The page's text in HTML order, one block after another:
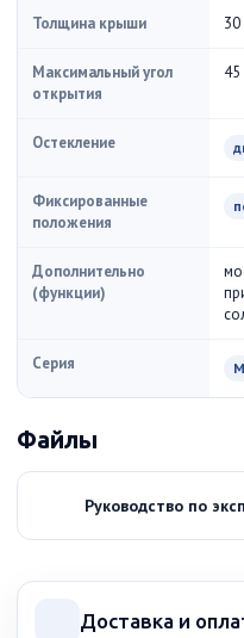
Толщина крыши
Максимальный угол
открытия
45
Остекление
Фиксированные
положения
Дополнительно
(функции)
Серия
Файлы
Руководство по
Доставка и